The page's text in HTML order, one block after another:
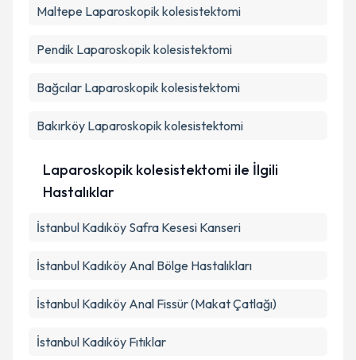
Maltepe Laparoskopik kolesistektomi
Pendik Laparoskopik kolesistektomi
Bağcılar Laparoskopik kolesistektomi
Bakırköy Laparoskopik kolesistektomi
Laparoskopik kolesistektomi ile İlgili
Hastalıklar
İstanbul Kadıköy Safra Kesesi Kanseri
İstanbul Kadıköy Anal Bölge Hastalıkları
İstanbul Kadıköy Anal Fissür (Makat Çatlağı)
İstanbul Kadıköy Fıtıklar